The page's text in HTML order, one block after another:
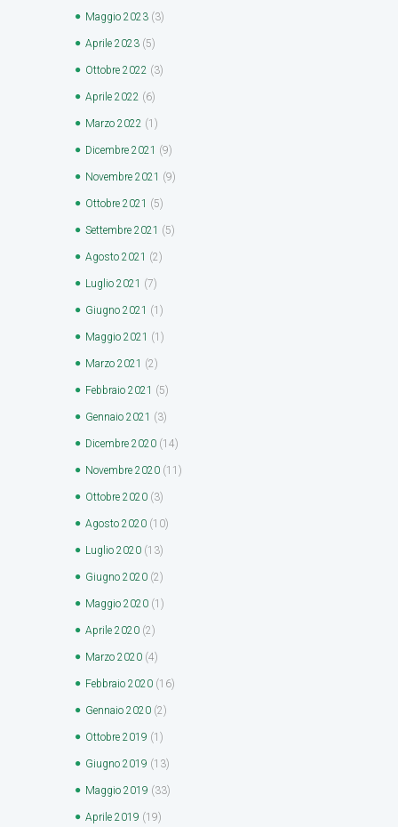
Maggio 2023 (3)
Aprile 2023 (5)
Ottobre 2022 (3)
Aprile 2022 (6)
Marzo 2022 (1)
Dicembre 2021 (9)
Novembre 2021 (9)
Ottobre 2021 (5)
Settembre 2021 (5)
Agosto 2021 (2)
Luglio 2021 (7)
Giugno 2021 (1)
Maggio 2021 (1)
Marzo 2021 (2)
Febbraio 2021 (5)
Gennaio 2021 (3)
Dicembre 2020 (14)
Novembre 2020 (11)
Ottobre 2020 (3)
Agosto 2020 (10)
Luglio 2020 (13)
Giugno 2020 (2)
Maggio 2020 (1)
Aprile 2020 (2)
Marzo 2020 (4)
Febbraio 2020 (16)
Gennaio 2020 (2)
Ottobre 2019 (1)
Giugno 2019 (13)
Maggio 2019 (33)
Aprile 2019 (19)